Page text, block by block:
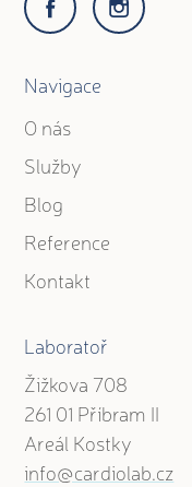
Navigace
O nás
Služby
Blog
Reference
Kontakt
Laboratoř
Žižkova 708
261 01 Příbram II
Areál Kostky
info@cardiolab.cz